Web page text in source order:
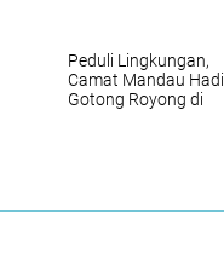
Peduli Lingkungan,
Camat Mandau
Gotong Royong di